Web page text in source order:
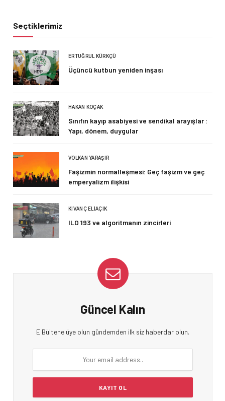
Seçtiklerimiz
ERTUĞRUL KÜRKÇÜ
Üçüncü kutbun yeniden inşası
HAKAN KOÇAK
Sınıfın kayıp asabiyesi ve sendikal arayışlar :
Yapı, dönem, duygular
VOLKAN YARAŞIR
Faşizmin normalleşmesi: Geç faşizm ve geç
emperyalizm ilişkisi
KIVANÇ ELIAÇIK
ILO 193 ve algoritmanın zincirleri
Güncel Kalın
E Bültene üye olun gündemden ilk siz haberdar olun.